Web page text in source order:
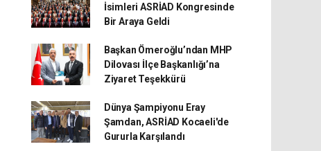
İsimleri ASRİAD Kongresinde
Bir Araya Geldi
Başkan Ömeroğlu’ndan MHP
Dilovası İlçe Başkanlığı’na
Ziyaret Teşekkürü
Dünya Şampiyonu Eray
Şamdan, ASRİAD Kocaeli'de
Gururla Karşılandı